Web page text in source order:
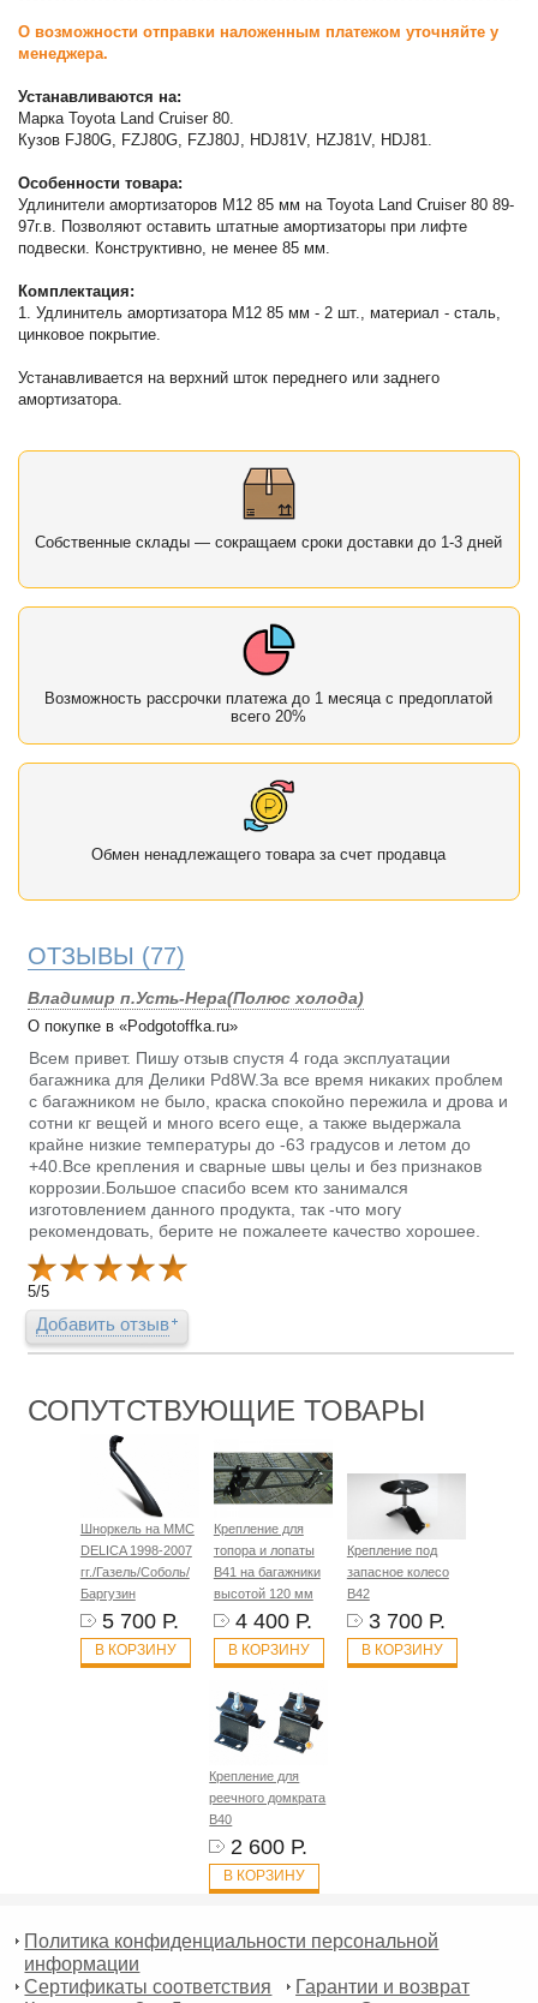
О возможности отправки наложенным платежом уточняйте у
менеджера.
Устанавливаются на:
Марка Toyota Land Cruiser 80.
Кузов FJ80G, FZJ80G, FZJ80J, HDJ81V, HZJ81V, HDJ81.
Особенности товара:
Удлинители амортизаторов М12 85 мм на Toyota Land Cruiser 80 89-
97г.в. Позволяют оставить штатные амортизаторы при лифте
подвески. Конструктивно, не менее 85 мм.
Комплектация:
1. Удлинитель амортизатора М12 85 мм - 2 шт., материал - сталь,
цинковое покрытие.
Устанавливается на верхний шток переднего или заднего
амортизатора.
Собственные склады — сокращаем сроки доставки до 1-3 дней
Возможность рассрочки платежа до 1 месяца с предоплатой
всего 20%
Обмен ненадлежащего товара за счет продавца
ОТЗЫВЫ (77)
Владимир п.Усть-Нера(Полюс холода)
О покупке в «Podgotoffka.ru»
Всем привет. Пишу отзыв спустя 4 года эксплуатации
багажника для Делики Pd8W.За все время никаких проблем
с багажником не было, краска спокойно пережила и дрова и
сотни кг вещей и много всего еще, а также выдержала
крайне низкие температуры до -63 градусов и летом до
+40.Все крепления и сварные швы целы и без признаков
коррозии.Большое спасибо всем кто занимался
изготовлением данного продукта, так -что могу
рекомендовать, берите не пожалеете качество хорошее.
5/5
Добавить отзыв
СОПУТСТВУЮЩИЕ ТОВАРЫ
Шноркель на MMC
DELICA 1998-2007
гг./Газель/Соболь/
Баргузин
5 700 Р.
В КОРЗИНУ
Крепление для
топора и лопаты
B41 на багажники
высотой 120 мм
4 400 Р.
В КОРЗИНУ
Крепление под
запасное колесо
B42
3 700 Р.
В КОРЗИНУ
Крепление для
реечного домкрата
B40
2 600 Р.
В КОРЗИНУ
Политика конфиденциальности персональной
информации
Сертификаты соответствия
Гарантии и возврат